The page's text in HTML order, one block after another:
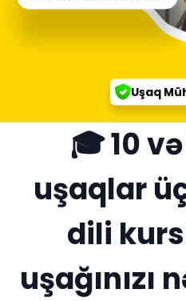
Uşaq
🎓 10 və
uşaqlar
dili
uşağınızı